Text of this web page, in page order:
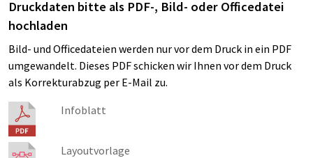
Druckdaten bitte als PDF-, Bild- oder Officedatei
hochladen
Bild- und Officedateien werden nur vor dem Druck in ein PDF
umgewandelt. Dieses PDF schicken wir Ihnen vor dem Druck
als Korrekturabzug per E-Mail zu.
Infoblatt
Layoutvorlage